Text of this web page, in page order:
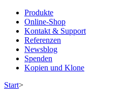
Produkte
Online-Shop
Kontakt & Support
Referenzen
Newsblog
Spenden
Kopien und Klone
Start>